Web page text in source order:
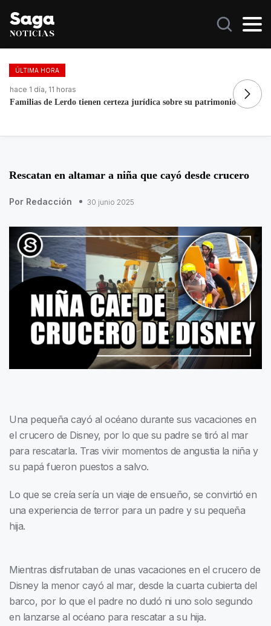
ÚLTIMA HORA
hace 5 días, 13 horas
La histórica cabalgata de Chignahuapan en Puebla
Rescatan en altamar a niña que cayó desde crucero
Por Redacción 30 junio 2025
Una pequeña cayó al océano durante sus vacaciones en
el crucero de Disney, por lo que su padre se tiró al mar
para rescatarla. Tras vivir momentos de angustia la niña y
su papá fueron puestos a salvo.
Lo que se creía sería un viaje de ensueño, se convirtió en
una experiencia de terror para un padre y su pequeña
hija.
Mientras disfrutaban de unas vacaciones en el crucero de
Disney la menor cayó al mar, desde la cuarta cubierta del
barco, por lo que el padre no dudó ni uno solo segundo
en lanzarse al océano para rescatar a su hija.